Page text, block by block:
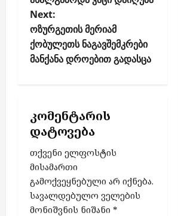
t
n
a
v
t
i
o
n
Next:
ოზურგეთის მერიამ
ქობულეთს ნაგავშემკრები
მანქანა დროებით გადასცა
კომენტარის
დატოვება
თქვენი ელფოსტის
მისამართი
გამოქვეყნებული არ იქნება.
სავალდებულო ველების
მონიშვნის ნიშანი *